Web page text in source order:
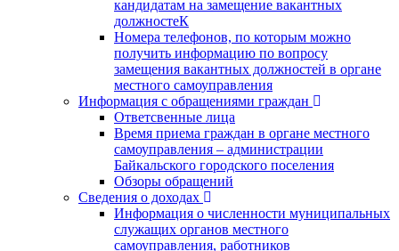
кандидатам на замещение вакантных
должностеК
Номера телефонов, по которым можно
получить информацию по вопросу
замещения вакантных должностей в органе
местного самоуправления
Информация с обращениями граждан
Ответсвенные лица
Время приема граждан в органе местного
самоуправления – администрации
Байкальского городского поселения
Обзоры обращений
Сведения о доходах
Информация о численности муниципальных
служащих органов местного
самоуправления, работников